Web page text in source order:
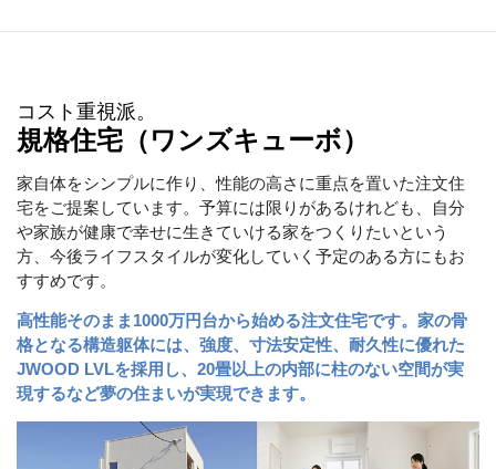
コスト重視派。
規格住宅（ワンズキューボ）
家自体をシンプルに作り、性能の高さに重点を置いた注文住
宅をご提案しています。予算には限りがあるけれども、自分
や家族が健康で幸せに生きていける家をつくりたいという
方、今後ライフスタイルが変化していく予定のある方にもお
すすめです。
高性能そのまま1000万円台から始める注文住宅です。家の骨
格となる構造躯体には、強度、寸法安定性、耐久性に優れた
JWOOD LVLを採用し、20畳以上の内部に柱のない空間が実
現するなど夢の住まいが実現できます。